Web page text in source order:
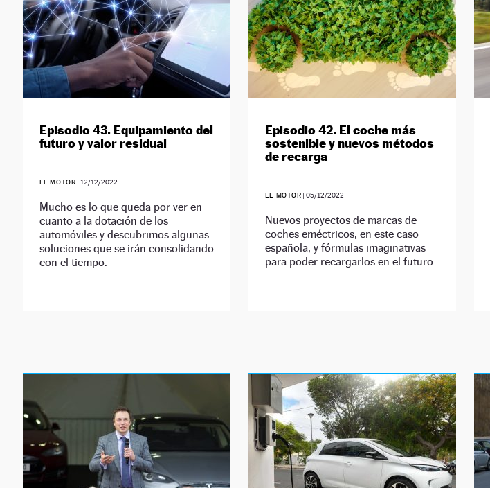
Episodio 43. Equipamiento del
futuro y valor residual
EL MOTOR | 12/12/2022
Mucho es lo que queda por ver en
cuanto a la dotación de los
automóviles y descubrimos algunas
soluciones que se irán consolidando
con el tiempo.
Episodio 42. El coche más
sostenible y nuevos métodos
de recarga
EL MOTOR |05/12/2022
Nuevos proyectos de marcas de
coches eméctricos, en este caso
española, y fórmulas imaginativas
para poder recargarlos en el futuro.